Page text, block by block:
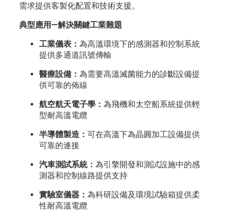
需求提供客製化配置和技術支援。
典型應用—解決關鍵工業難題
工業儀表： 為高溫環境下的感測器和控制系統
提供多通道訊號傳輸
醫療設備： 為需要高溫滅菌能力的診斷設備提
供可靠的佈線
航空航天電子學： 為飛機和太空船系統提供輕
型耐高溫電纜
半導體製造： 可在高溫下為晶圓加工設備提供
可靠的連接
汽車測試系統： 為引擎開發和測試設施中的感
測器和控制線路提供支持
實驗室儀器： 為科研設備及環境試驗箱提供柔
性耐高溫電纜